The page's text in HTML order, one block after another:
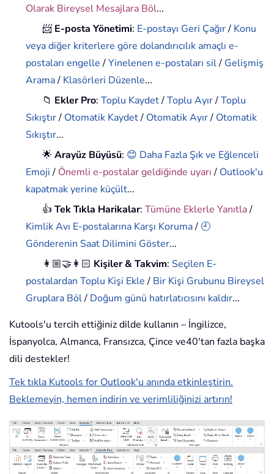
Olarak Bireysel Mesajlara Böl...
📨 E-posta Yönetimi: E-postayı Geri Çağır/ Konu
veya diğer kriterlere göre dolandırıcılık amaçlı e-
postaları engelle/Yinelenen e-postaları sil/ Gelişmiş
Arama/ Klasörleri Düzenle...
📁 Ekler Pro:Toplu Kaydet/Toplu Ayır/Toplu
Sıkıştır/ Otomatik Kaydet/ Otomatik Ayır/ Otomatik
Sıkıştır...
🌟Arayüz Büyüsü: 😊 Daha Fazla Şık ve Eğlenceli
Emoji/ Önemli e-postalar geldiğinde uyarı/ Outlook'u
kapatmak yerine küçült...
👍Tek Tıkla Harikalar:Tümüne Eklerle Yanıtla/
Kimlik Avı E-postalarına Karşı Koruma/ 🕘
Gönderenin Saat Dilimini Göster...
👩🏼‍🤝‍👩🏻 Kişiler & Takvim: Seçilen E-
postalardan Toplu Kişi Ekle/ Bir Kişi Grubunu Bireysel
Gruplara Böl/ Doğum günü hatırlatıcısını kaldır...
Kutools'u tercih ettiğiniz dilde kullanın – İngilizce,
İspanyolca, Almanca, Fransızca, Çince ve40'tan fazla başka
dili destekler!
Tek tıkla Kutools for Outlook'u anında etkinleştirin.
Beklemeyin, hemen indirin ve verimliliğinizi artırın!